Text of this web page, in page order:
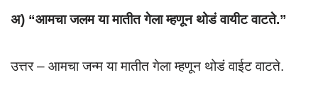
अ) “आमचा जलम या मातीत गेला म्हणून थोडं वायीट वाटते.”
उत्तर – आमचा जन्म या मातीत गेला म्हणून थोडं वाईट वाटते.